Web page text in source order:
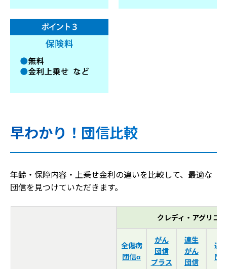
早わかり！団信比較
年齢・保障内容・上乗せ金利の違いを比較して、最適な
団信を見つけていただきます。
クレディ・アグリコ
全傷病
団信α
がん
団信
プラス
連生
がん
団信
連
団